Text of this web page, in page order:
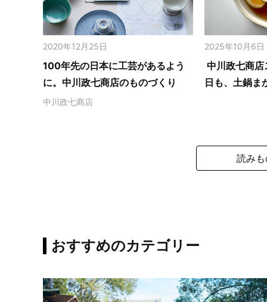
2020年12月25日
100年先の日本に工芸があるよう
に。中川政七商店のものづくり
中川政七商店
2025年10月6日
中川政七商
日も、土鍋ま
読み
おすすめのカテゴリー